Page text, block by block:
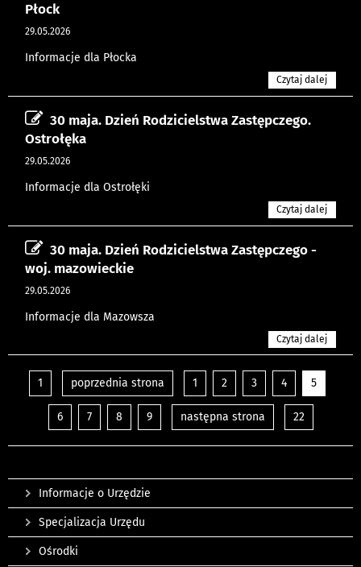
Płock
29.05.2026
Informacje dla Płocka
Czytaj dalej
30 maja. Dzień Rodzicielstwa Zastępczego.
Ostrołęka
29.05.2026
Informacje dla Ostrołęki
Czytaj dalej
30 maja. Dzień Rodzicielstwa Zastępczego -
woj. mazowieckie
29.05.2026
Informacje dla Mazowsza
Czytaj dalej
1 poprzednia strona 1 2 3 4 5
6 7 8 9 następna strona 22
Informacje o Urzędzie
Specjalizacja Urzędu
Ośrodki